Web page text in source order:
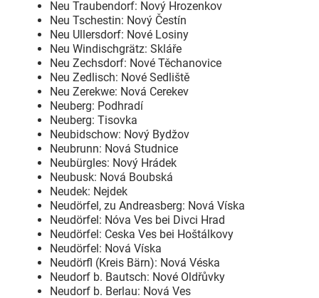
Neu Traubendorf: Nový Hrozenkov
Neu Tschestin: Nový Čestín
Neu Ullersdorf: Nové Losiny
Neu Windischgrätz: Skláře
Neu Zechsdorf: Nové Těchanovice
Neu Zedlisch: Nové Sedliště
Neu Zerekwe: Nová Cerekev
Neuberg: Podhradí
Neuberg: Tisovka
Neubidschow: Nový Bydžov
Neubrunn: Nová Studnice
Neubürgles: Nový Hrádek
Neubusk: Nová Boubská
Neudek: Nejdek
Neudörfel, zu Andreasberg: Nová Víska
Neudörfel: Nóva Ves bei Divci Hrad
Neudörfel: Ceska Ves bei Hoštálkovy
Neudörfel: Nová Víska
Neudörfl (Kreis Bärn): Nová Véska
Neudorf b. Bautsch: Nové Oldřůvky
Neudorf b. Berlau: Nová Ves